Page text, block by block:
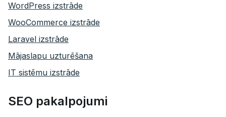
WordPress izstrāde
WooCommerce izstrāde
Laravel izstrāde
Mājaslapu uzturēšana
IT sistēmu izstrāde
SEO pakalpojumi